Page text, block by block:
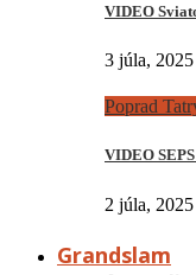
VIDEO
3 júla, 2025
Poprad
VIDEO
2 júla, 2025
Grandslam